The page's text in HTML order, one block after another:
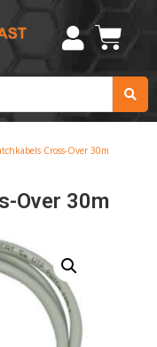
Cross-Over 30m
Over 30m